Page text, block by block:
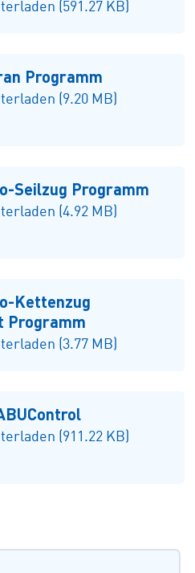
(591.27 KB)
Programm
(9.20 MB)
Seilzug Programm
(4.92 MB)
Kettenzug
Programm
(3.77 MB)
(911.22 KB)